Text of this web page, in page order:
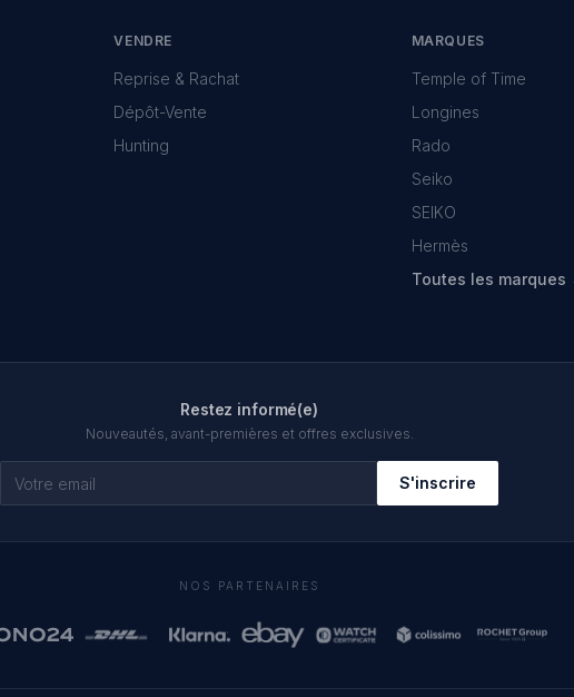
VENDRE
Reprise & Rachat
Dépôt-Vente
Hunting
MARQUES
Temple of Time
Longines
Rado
Seiko
SEIKO
Hermès
Toutes les marques
Restez informé(e)
Nouveautés, avant-premières et offres exclusives.
S'inscrire
NOS PARTENAIRES